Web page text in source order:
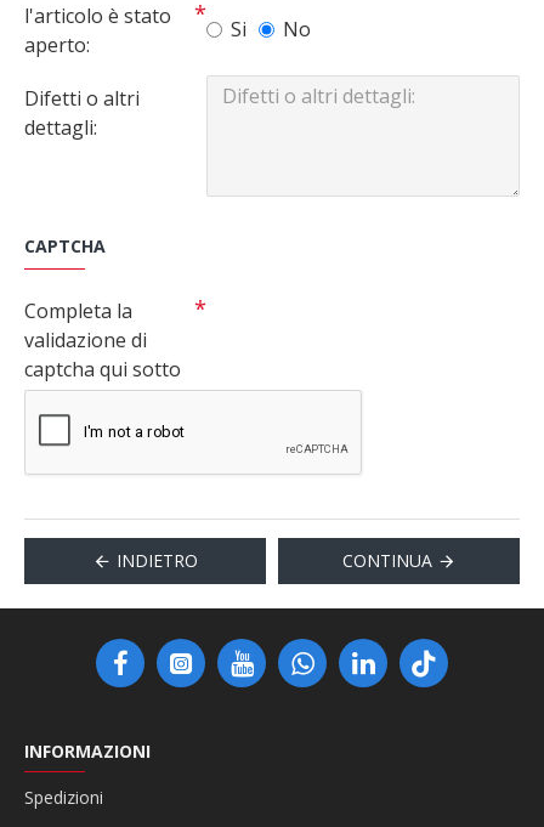
l'articolo è stato
aperto:
Si No
Difetti o altri
dettagli:
CAPTCHA
Completa la
validazione di
captcha qui sotto
INDIETRO CONTINUA
INFORMAZIONI
Spedizioni